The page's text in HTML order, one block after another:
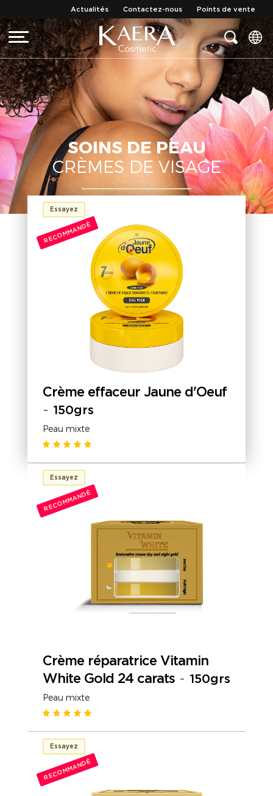
Actualités Contactez-nous Points de vente
SOINS DE PEAU
CRÈMES DE VISAGE
Essayez
RECOMMANDÉ
Crème effaceur Jaune d'Oeuf
- 150grs
Peau mixte
Essayez
RECOMMANDÉ
Crème réparatrice Vitamin
White Gold 24 carats- 150grs
Peau mixte
Essayez
RECOMMANDÉ